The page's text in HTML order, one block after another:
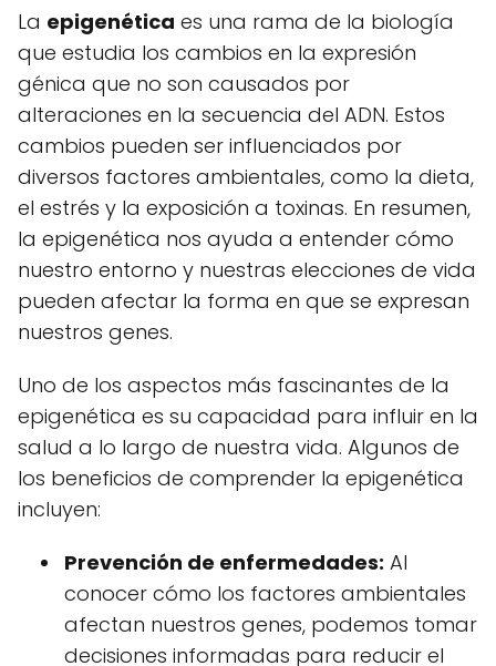
La epigenética es una rama de la biología
que estudia los cambios en la expresión
génica que no son causados por
alteraciones en la secuencia del ADN. Estos
cambios pueden ser influenciados por
diversos factores ambientales, como la dieta,
el estrés y la exposición a toxinas. En resumen,
la epigenética nos ayuda a entender cómo
nuestro entorno y nuestras elecciones de vida
pueden afectar la forma en que se expresan
nuestros genes.
Uno de los aspectos más fascinantes de la
epigenética es su capacidad para influir en la
salud a lo largo de nuestra vida. Algunos de
los beneficios de comprender la epigenética
incluyen:
Prevención de enfermedades: Al
conocer cómo los factores ambientales
afectan nuestros genes, podemos tomar
decisiones informadas para reducir el